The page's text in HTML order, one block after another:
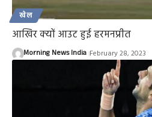
खेल
आखिर क्यों आउट हुई हरमनप्रीत
Morning News India February 28, 2023